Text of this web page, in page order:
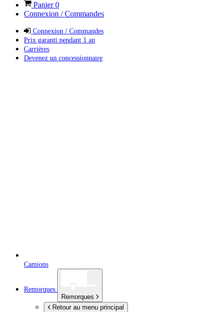
Panier0
Connexion / Commandes
Connexion / Commandes
Prix garanti pendant 1 an
Carrières
Devenez un concessionnaire
Camions
Remorques
Remorques
Retour au menu principal